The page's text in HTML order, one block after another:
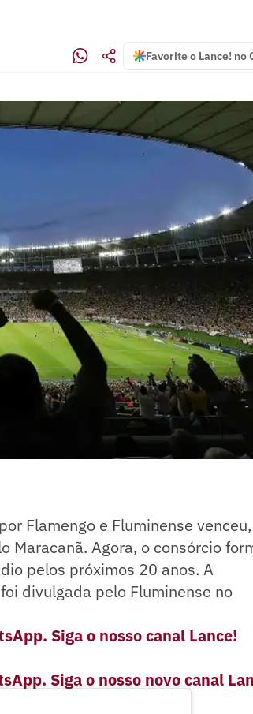
Favorite o Lance! no
Flamengo e Fluminense
Maracanã. Agora, o consórcio
pelos próximos 20 anos. A
divulgada pelo Fluminense no
Siga o nosso canal Lance!
Siga o nosso novo canal